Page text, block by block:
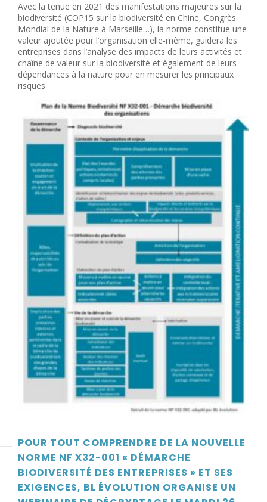
Avec la tenue en 2021 des manifestations majeures sur la
biodiversité (COP15 sur la biodiversité en Chine, Congrès
Mondial de la Nature à Marseille…), la norme constitue une
valeur ajoutée pour l’organisation elle‐même, guidera les
entreprises dans l’analyse des impacts de leurs activités et
chaîne de valeur sur la biodiversité et également de leurs
dépendances à la nature pour en mesurer les principaux
risques
POUR TOUT COMPRENDRE DE LA NOUVELLE
NORME NF X32-001 « DÉMARCHE
BIODIVERSITÉ DES ENTREPRISES » ET SES
EXIGENCES, BL ÉVOLUTION ORGANISE UN